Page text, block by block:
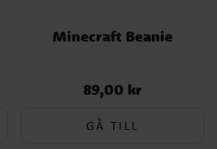
Minecraft Beanie
Pris:89,00 kr
89,00 kr
GÅ TILL